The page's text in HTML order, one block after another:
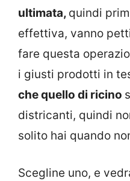
ultimata, quindi
effettiva, vanno
fare questa
i giusti prodotti in
che quello di ricino
districanti, quindi
solito hai quando
Scegline uno, e